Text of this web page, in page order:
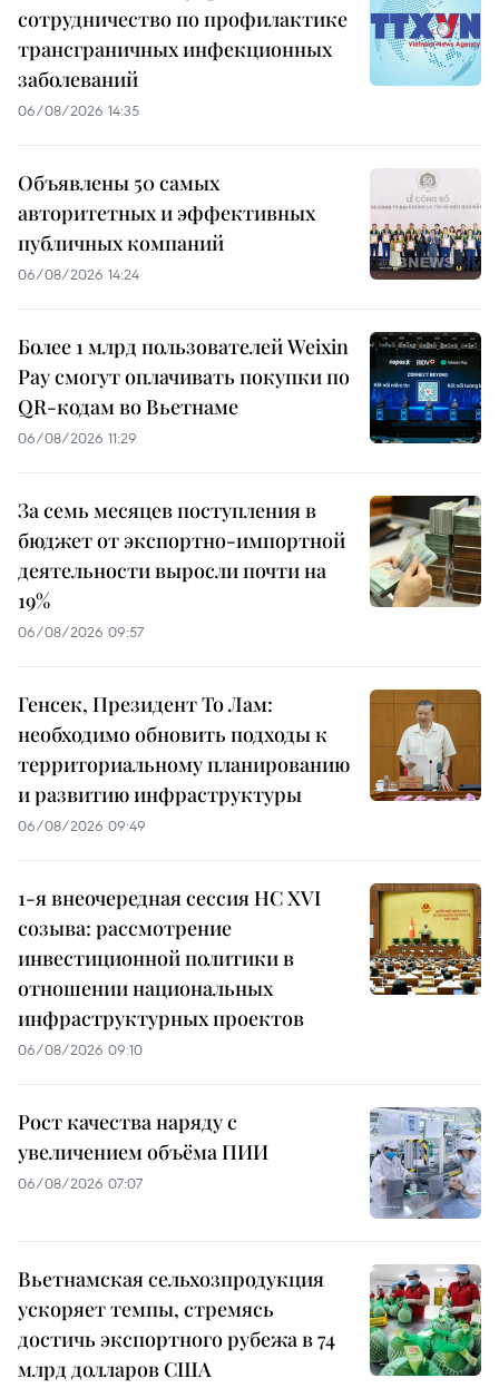
сотрудничество по профилактике
трансграничных инфекционных
заболеваний
06/08/2026 14:35
Объявлены 50 самых
авторитетных и эффективных
публичных компаний
06/08/2026 14:24
Более 1 млрд пользователей Weixin
Pay смогут оплачивать покупки по
QR-кодам во Вьетнаме
06/08/2026 11:29
За семь месяцев поступления в
бюджет от экспортно-импортной
деятельности выросли почти на
19%
06/08/2026 09:57
Генсек, Президент То Лам:
необходимо обновить подходы к
территориальному планированию
и развитию инфраструктуры
06/08/2026 09:49
1-я внеочередная сессия НС XVI
созыва: рассмотрение
инвестиционной политики в
отношении национальных
инфраструктурных проектов
06/08/2026 09:10
Рост качества наряду с
увеличением объёма ПИИ
06/08/2026 07:07
Вьетнамская сельхозпродукция
ускоряет темпы, стремясь
достичь экспортного рубежа в 74
млрд долларов США